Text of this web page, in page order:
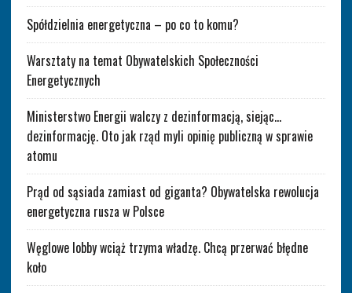
Spółdzielnia energetyczna – po co to komu?
Warsztaty na temat Obywatelskich Społeczności
Energetycznych
Ministerstwo Energii walczy z dezinformacją, siejąc…
dezinformację. Oto jak rząd myli opinię publiczną w sprawie
atomu
Prąd od sąsiada zamiast od giganta? Obywatelska rewolucja
energetyczna rusza w Polsce
Węglowe lobby wciąż trzyma władzę. Chcą przerwać błędne
koło